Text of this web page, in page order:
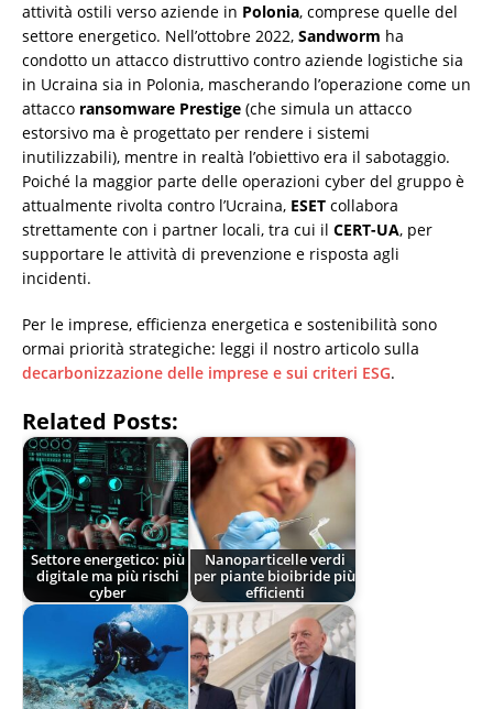
attività ostili verso aziende in Polonia, comprese quelle del
settore energetico. Nell’ottobre 2022, Sandworm ha
condotto un attacco distruttivo contro aziende logistiche sia
in Ucraina sia in Polonia, mascherando l’operazione come un
attacco ransomware Prestige (che simula un attacco
estorsivo ma è progettato per rendere i sistemi
inutilizzabili), mentre in realtà l’obiettivo era il sabotaggio.
Poiché la maggior parte delle operazioni cyber del gruppo è
attualmente rivolta contro l’Ucraina, ESET collabora
strettamente con i partner locali, tra cui il CERT-UA, per
supportare le attività di prevenzione e risposta agli
incidenti.
Per le imprese, efficienza energetica e sostenibilità sono
ormai priorità strategiche: leggi il nostro articolo sulla
decarbonizzazione delle imprese e sui criteri ESG.
Related Posts:
Settore energetico: più
digitale ma più rischi
cyber
Nanoparticelle verdi
per piante bioibride più
efficienti